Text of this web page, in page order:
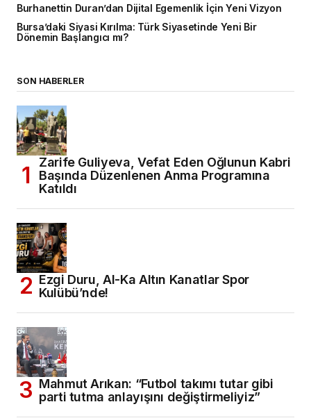
Burhanettin Duran’dan Dijital Egemenlik İçin Yeni Vizyon
Bursa’daki Siyasi Kırılma: Türk Siyasetinde Yeni Bir
Dönemin Başlangıcı mı?
SON HABERLER
Zarife Guliyeva, Vefat Eden Oğlunun Kabri
Başında Düzenlenen Anma Programına
Katıldı
Ezgi Duru, Al-Ka Altın Kanatlar Spor
Kulübü’nde!
Mahmut Arıkan: “Futbol takımı tutar gibi
parti tutma anlayışını değiştirmeliyiz”